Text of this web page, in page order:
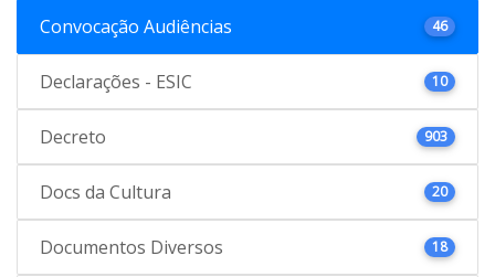
Convocação Audiências 46
Declarações - ESIC 10
Decreto 903
Docs da Cultura 20
Documentos Diversos 18